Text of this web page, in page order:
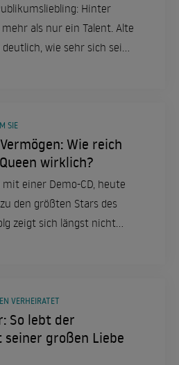
Hinter
als nur ein Talent. Alte
wie sehr sich sein
SIE
Wie reich
wirklich?
einer Demo-CD, heute
den größten Stars des
zeigt sich längst nicht
VERHEIRATET
So lebt der
großen Liebe